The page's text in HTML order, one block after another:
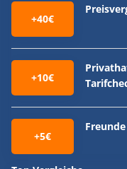
+40€
+10€
+5€